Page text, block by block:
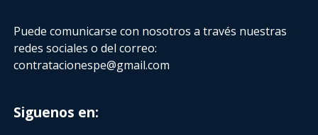
Puede comunicarse con nosotros a través nuestras
redes sociales o del correo:
contratacionespe@gmail.com
Siguenos en: